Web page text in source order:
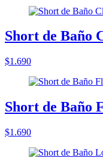
Short de Baño
$1.690
Short de Baño
$1.690